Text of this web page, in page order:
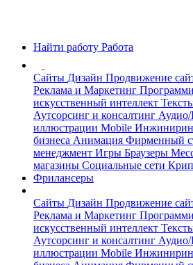
Найти работу Работа
Сайты Дизайн Продвижение
Реклама и Маркетинг
искусственный интеллект
Аутсорсинг и консалтинг
иллюстрации Mobile
бизнеса Анимация Фирменный
менеджмент Игры Браузеры
магазины Социальные сети
Фрилансеры
Сайты Дизайн Продвижение
Реклама и Маркетинг
искусственный интеллект
Аутсорсинг и консалтинг
иллюстрации Mobile